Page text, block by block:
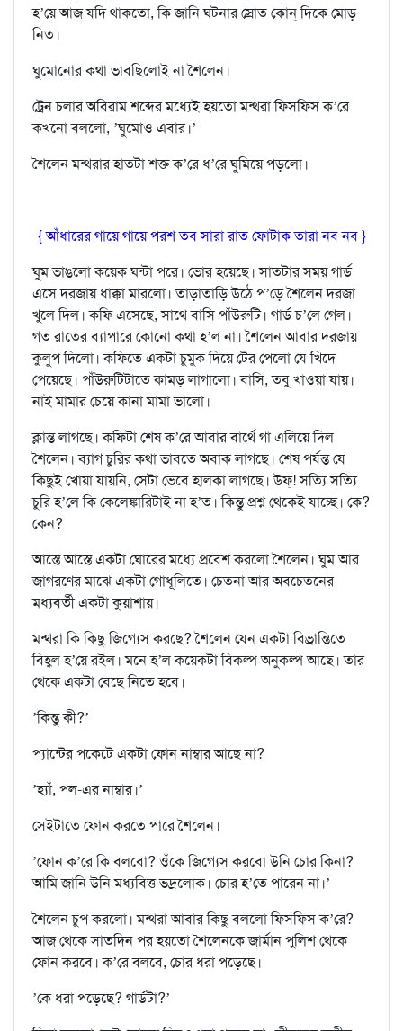
হ’য়ে আজ যদি থাকতো, কি জানি ঘটনার স্রোত কোন্ দিকে মোড়
নিত।
ঘুমোনোর কথা ভাবছিলোই না শৈলেন।
ট্রেন চলার অবিরাম শব্দের মধ‍্যেই হয়তো মন্থরা ফিসফিস ক’রে
কখনো বললো, ’ঘুমোও এবার।’
শৈলেন মন্থরার হাতটা শক্ত ক’রে ধ’রে ঘুমিয়ে পড়লো।
{ আঁধারের গায়ে গায়ে পরশ তব সারা রাত ফোটাক তারা নব নব }
ঘুম ভাঙলো কয়েক ঘন্টা পরে। ভোর হয়েছে। সাতটার সময় গার্ড
এসে দরজায় ধাক্কা মারলো। তাড়াতাড়ি উঠে প’ড়ে শৈলেন দরজা
খুলে দিল। কফি এসেছে, সাথে বাসি পাঁউরুটি। গার্ড চ’লে গেল।
গত রাতের ব‍্যাপারে কোনো কথা হ’ল না। শৈলেন আবার দরজায়
কুলুপ দিলো। কফিতে একটা চুমুক দিয়ে টের পেলো যে খিদে
পেয়েছে। পাঁউরুটিটাতে কামড় লাগালো। বাসি, তবু খাওয়া যায়।
নাই মামার চেয়ে কানা মামা ভালো।
ক্লান্ত লাগছে। কফিটা শেষ ক’রে আবার বার্থে গা এলিয়ে দিল
শৈলেন। ব‍্যাগ চুরির কথা ভাবতে অবাক লাগছে। শেষ পর্যন্ত যে
কিছুই খোয়া যায়নি, সেটা ভেবে হালকা লাগছে। উফ্! সত‍্যি সত‍্যি
চুরি হ’লে কি কেলেঙ্কারিটাই না হ’ত। কিন্তু প্রশ্ন থেকেই যাচ্ছে। কে?
কেন?
আস্তে আস্তে একটা ঘোরের মধ‍্যে প্রবেশ করলো শৈলেন। ঘুম আর
জাগরণের মাঝে একটা গোধূলিতে। চেতনা আর অবচেতনের
মধ‍্যবর্তী একটা কুয়াশায়।
মন্থরা কি কিছু জিগ‍্যেস করছে? শৈলেন যেন একটা বিভ‍্রান্তিতে
বিহ্বল হ’য়ে রইল। মনে হ’ল কয়েকটা বিকল্প অনুকল্প আছে। তার
থেকে একটা বেছে নিতে হবে।
’কিন্তু কী?’
প‍্যান্টের পকেটে একটা ফোন নাম্বার আছে না?
’হ‍্যাঁ, পল-এর নাম্বার।’
সেইটাতে ফোন করতে পারে শৈলেন।
’ফোন ক’রে কি বলবো? ওঁকে জিগ‍্যেস করবো উনি চোর কিনা?
আমি জানি উনি মধ‍্যবিত্ত ভদ্রলোক। চোর হ’তে পারেন না।’
শৈলেন চুপ করলো। মন্থরা আবার কিছু বললো ফিসফিস ক’রে?
আজ থেকে সাতদিন পর হয়তো শৈলেনকে জার্মান পুলিশ থেকে
ফোন করবে। ক’রে বলবে, চোর ধরা পড়েছে।
’কে ধরা পড়েছে? গার্ডটা?’